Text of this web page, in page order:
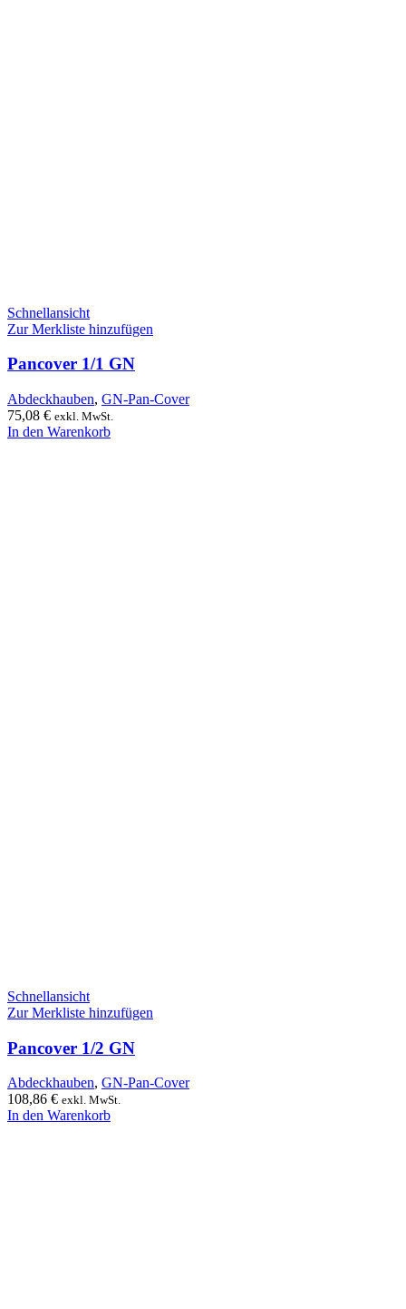
Schnellansicht
Zur Merkliste hinzufügen
Pancover 1/1 GN
Abdeckhauben, GN-Pan-Cover
75,08 € exkl. MwSt.
In den Warenkorb
Schnellansicht
Zur Merkliste hinzufügen
Pancover 1/2 GN
Abdeckhauben, GN-Pan-Cover
108,86 € exkl. MwSt.
In den Warenkorb